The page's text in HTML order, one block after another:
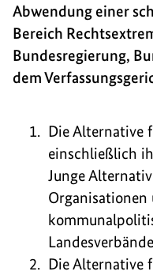
Abwendung einer
Bereich
Bundesregierung,
dem
Die Alternative
einschließlich
Junge
Organisationen
Die Alternative